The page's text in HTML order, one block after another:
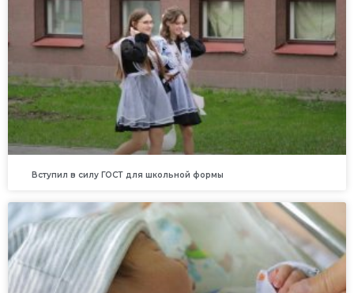
Вступил в силу ГОСТ для школьной формы